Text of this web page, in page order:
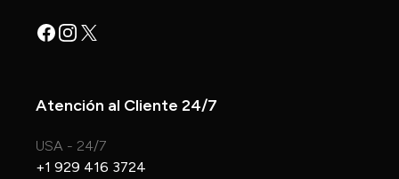
Facebook
Instagram
X
Atención al Cliente 24/7
USA - 24/7
+1 929 416 3724